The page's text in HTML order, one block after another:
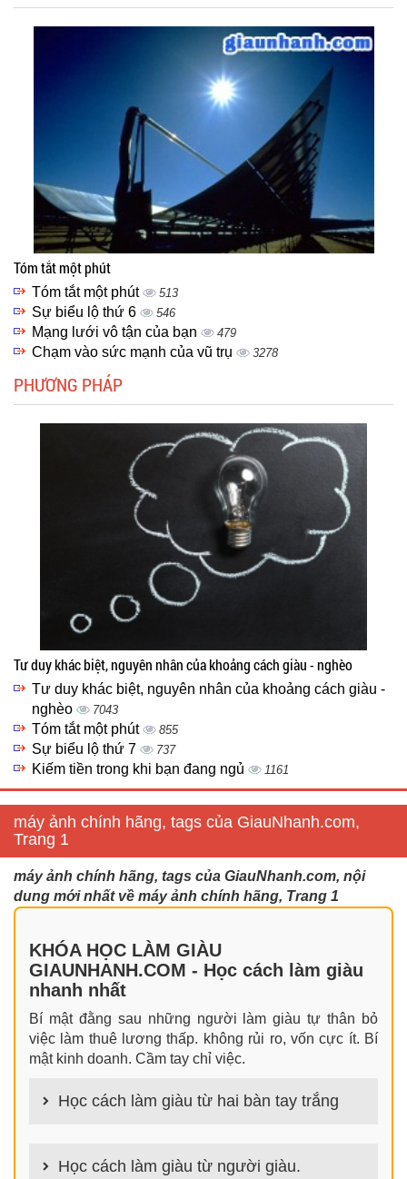
Tóm tắt một phút
Tóm tắt một phút 513
Sự biểu lộ thứ 6 546
Mạng lưới vô tận của bạn 479
Chạm vào sức mạnh của vũ trụ 3278
PHƯƠNG PHÁP
Tư duy khác biệt, nguyên nhân của khoảng cách giàu - nghèo
Tư duy khác biệt, nguyên nhân của khoảng cách giàu -
nghèo
7043
Tóm tắt một phút 855
Sự biểu lộ thứ 7 737
Kiếm tiền trong khi bạn đang ngủ 1161
máy ảnh chính hãng, tags của GiauNhanh.com,
Trang 1
máy ảnh chính hãng, tags của GiauNhanh.com, nội
dung mới nhất về máy ảnh chính hãng, Trang 1
KHÓA HỌC LÀM GIÀU
GIAUNHANH.COM - Học cách làm giàu
nhanh nhất
Bí mật đằng sau những người làm giàu tự thân bỏ
việc làm thuê lương thấp. không rủi ro, vốn cực ít. Bí
mật kinh doanh. Cầm tay chỉ việc.
Học cách làm giàu từ hai bàn tay trắng
nhưng hiệu quả bất ngờ. Bạn có thể thành công ngay
Học cách làm giàu từ người giàu.